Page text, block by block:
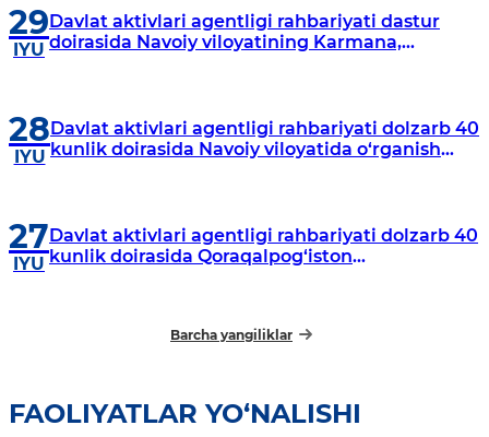
29
IYU
Davlat aktivlari agentligi rahbariyati dastur
doirasida Navoiy viloyatining Karmana,
28
IYU
Davlat aktivlari agentligi rahbariyati dolzarb 40
kunlik doirasida Navoiy viloyatida o‘rganish
27
IYU
Davlat aktivlari agentligi rahbariyati dolzarb 40
kunlik doirasida Qoraqalpog‘iston
Barcha yangiliklar
FAOLIYATLAR YO‘NALISHI